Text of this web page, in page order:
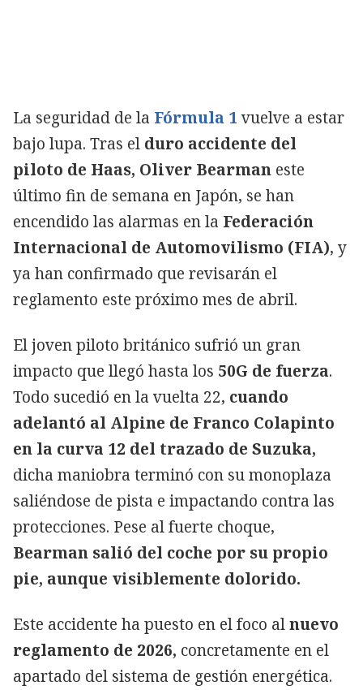
La seguridad de la Fórmula 1vuelve a estar
bajo lupa. Tras el duro accidente del
piloto de Haas, Oliver Bearman este
último fin de semana en Japón, se han
encendido las alarmas en la Federación
Internacional de Automovilismo (FIA), y
ya han confirmado que revisarán el
reglamento este próximo mes de abril.
El joven piloto británico sufrió un gran
impacto que llegó hasta los 50G de fuerza.
Todo sucedió en la vuelta 22, cuando
adelantó al Alpine de Franco Colapinto
en la curva 12 del trazado de Suzuka,
dicha maniobra terminó con su monoplaza
saliéndose de pista e impactando contra las
protecciones. Pese al fuerte choque,
Bearman salió del coche por su propio
pie, aunque visiblemente dolorido.
Este accidente ha puesto en el foco alnuevo
reglamento de 2026, concretamente en el
apartado del sistema de gestión energética.